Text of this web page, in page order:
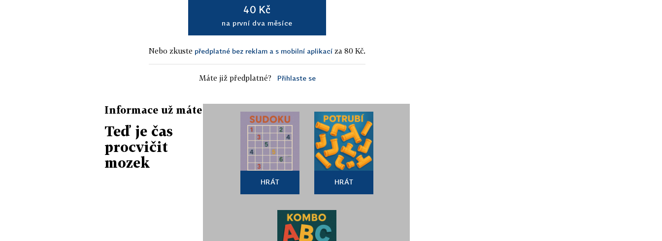
40 Kč
na první dva měsíce
Nebo zkuste předplatné bez reklam a s mobilní aplikací za 80 Kč.
Máte již předplatné? Přihlaste se
Informace už máte
Teď je čas
procvičit
mozek
HRÁT HRÁT